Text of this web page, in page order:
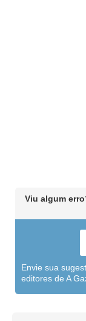
Viu algum
Envie sua
editores de A